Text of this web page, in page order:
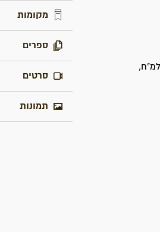
מקומות
ספרים
סרטים
תמונות